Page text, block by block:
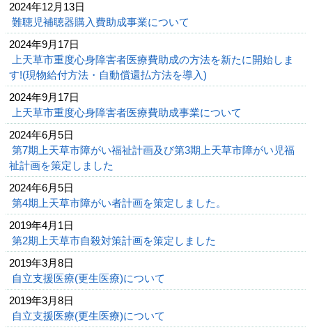
2024年12月13日
難聴児補聴器購入費助成事業について
2024年9月17日
上天草市重度心身障害者医療費助成の方法を新たに開始しま
す!(現物給付方法・自動償還払方法を導入)
2024年9月17日
上天草市重度心身障害者医療費助成事業について
2024年6月5日
第7期上天草市障がい福祉計画及び第3期上天草市障がい児福
祉計画を策定しました
2024年6月5日
第4期上天草市障がい者計画を策定しました。
2019年4月1日
第2期上天草市自殺対策計画を策定しました
2019年3月8日
自立支援医療(更生医療)について
2019年3月8日
自立支援医療(更生医療)について